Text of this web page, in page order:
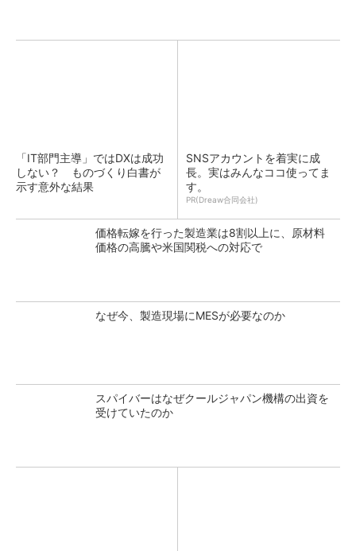
「IT部門主導」ではDXは成功
しない？ ものづくり白書が
示す意外な結果
SNSアカウントを着実に成
長。実はみんなココ使ってま
す。
PR(Dreaw合同会社)
価格転嫁を行った製造業は8割以上に、原材料
価格の高騰や米国関税への対応で
なぜ今、製造現場にMESが必要なのか
スパイバーはなぜクールジャパン機構の出資を
受けていたのか